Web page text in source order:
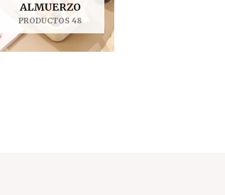
ALMUERZO
PRODUCTOS 48